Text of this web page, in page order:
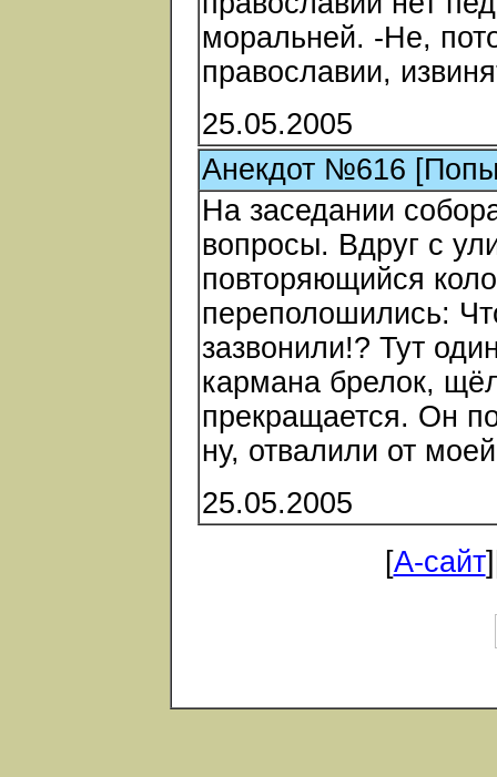
моральней. -Не,
православии,
25.05.2005
Анекдот №616
На заседании
вопросы. Вдруг с
повторяющийся
переполошились:
зазвонили!? Тут
кармана брелок,
прекращается. Он
ну, отвалили от
25.05.2005
[А-сайт